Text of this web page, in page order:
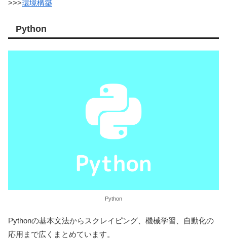
>>>環境構築
Python
Python
Pythonの基本文法からスクレイピング、機械学習、自動化の
応用まで広くまとめています。